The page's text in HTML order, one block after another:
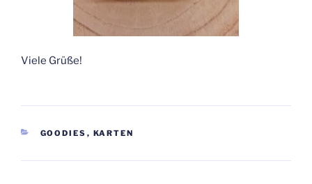
Viele Grüße!
KATEGORIEN
GOODIES , KARTEN